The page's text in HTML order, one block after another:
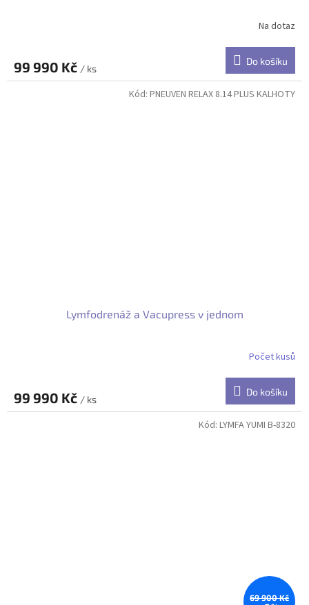
Na dotaz
99 990 Kč / ks
Do košíku
Lymfodrenáž a Vacupress v jednom
Počet kusů
99 990 Kč / ks
Do košíku
Kód: PNEUVEN RELAX 8.14 PLUS KALHOTY
69 900 Kč
Kód: LYMFA YUMI B-8320